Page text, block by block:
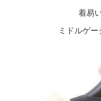
着易
ミドルゲ